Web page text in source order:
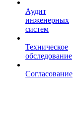
Аудит
инженерных
систем
Техническое
обследование
Согласование